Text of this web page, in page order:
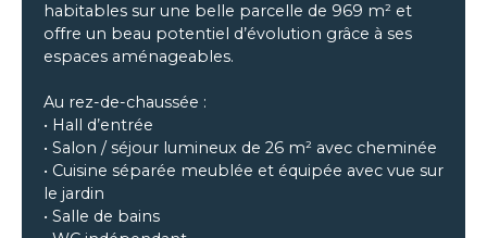
habitables sur une belle parcelle de 969 m² et
offre un beau potentiel d’évolution grâce à ses
espaces aménageables.
Au rez-de-chaussée :
• Hall d’entrée
• Salon / séjour lumineux de 26 m² avec cheminée
• Cuisine séparée meublée et équipée avec vue sur
le jardin
• Salle de bains